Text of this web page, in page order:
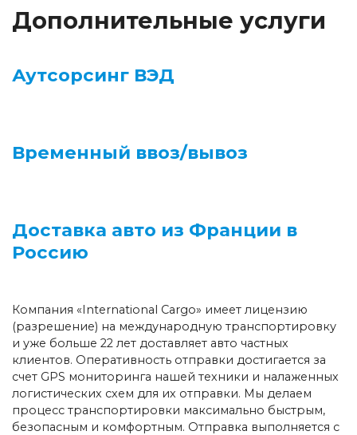
Дополнительные услуги
Аутсорсинг ВЭД
Временный ввоз/вывоз
Доставка авто из Франции в
Россию
Компания «International Cargo» имеет лицензию
(разрешение) на международную транспортировку
и уже больше 22 лет доставляет авто частных
клиентов. Оперативность отправки достигается за
счет GPS мониторинга нашей техники и налаженных
логистических схем для их отправки. Мы делаем
процесс транспортировки максимально быстрым,
безопасным и комфортным. Отправка выполняется с